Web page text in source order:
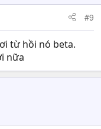
#9
từ hồi nó beta.
nữa